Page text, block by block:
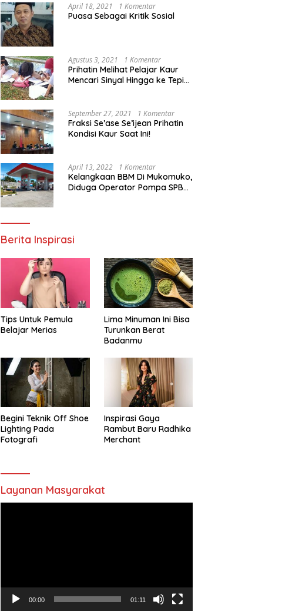
April 18, 2021 1 Komentar
Puasa Sebagai Kritik Sosial
Agustus 3, 2021 1 Komentar
Prihatin Melihat Pelajar Kaur
Mencari Sinyal Hingga ke Tepi
Segera Bertindak
September 27, 2021 1 Komentar
Fraksi Se’ase Se’ijean Prihatin
Kondisi Kaur Saat Ini!
April 13, 2022 1 Komentar
Kelangkaan BBM Di Mukomuko,
Diduga Operator Pompa SPBU
Berita Inspirasi
Tips Untuk Pemula
Belajar Merias
Lima Minuman Ini Bisa
Turunkan Berat
Badanmu
Begini Teknik Off Shoe
Lighting Pada
Fotografi
Inspirasi Gaya
Rambut Baru Radhika
Merchant
Layanan Masyarakat
00:00 01:11